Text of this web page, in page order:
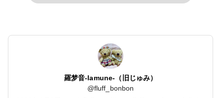
羅梦音-lamune-（旧じゅみ）
@fluff_bonbon